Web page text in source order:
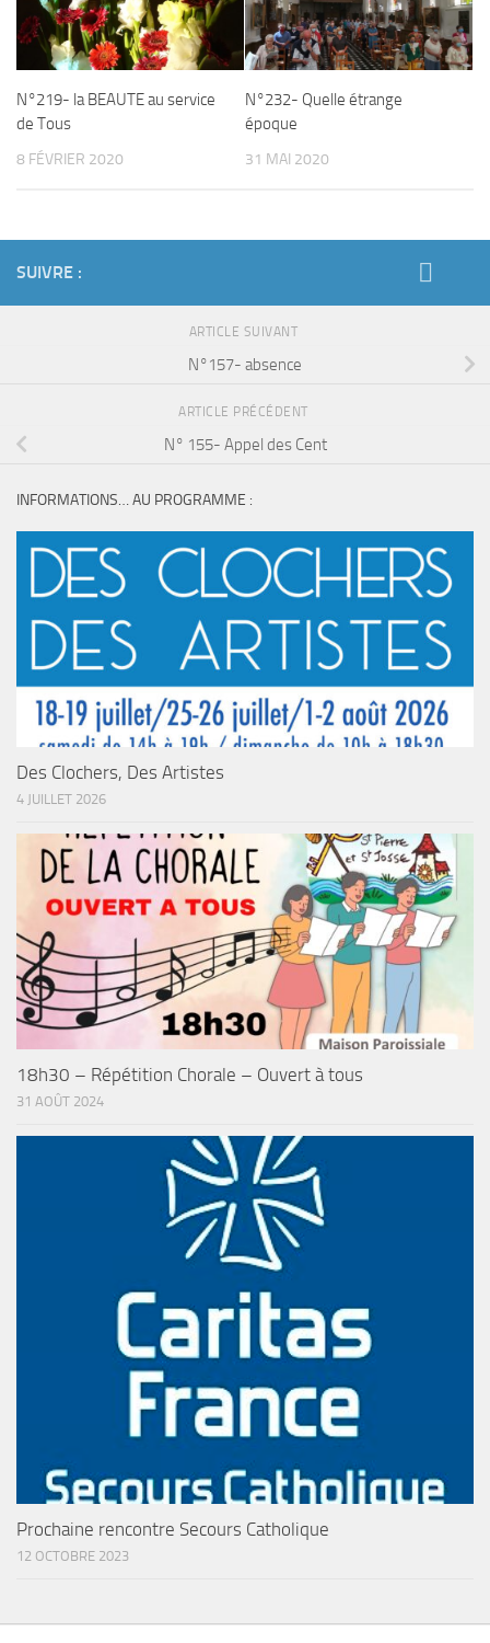
N°219- la BEAUTE au service
de Tous
8 FÉVRIER 2020
N°232- Quelle étrange
époque
31 MAI 2020
SUIVRE :
ARTICLE SUIVANT
N°157- absence
ARTICLE PRÉCÉDENT
N° 155- Appel des Cent
INFORMATIONS… AU PROGRAMME :
Des Clochers, Des Artistes
4 JUILLET 2026
18h30 – Répétition Chorale – Ouvert à tous
31 AOÛT 2024
Prochaine rencontre Secours Catholique
12 OCTOBRE 2023